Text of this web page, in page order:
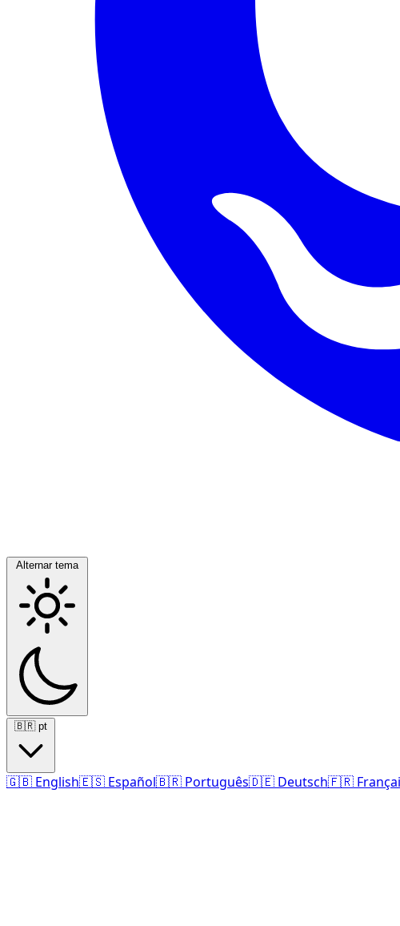
Alternar tema
🇧🇷 pt
🇬🇧 English🇪🇸 Español🇧🇷 Português🇩🇪 Deutsch🇫🇷